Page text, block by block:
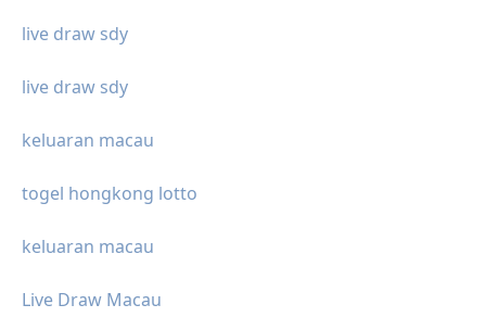
live draw sdy
live draw sdy
keluaran macau
togel hongkong lotto
keluaran macau
Live Draw Macau